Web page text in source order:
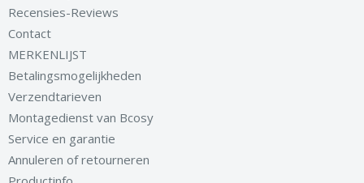
Recensies-Reviews
Contact
MERKENLIJST
Betalingsmogelijkheden
Verzendtarieven
Montagedienst van Bcosy
Service en garantie
Annuleren of retourneren